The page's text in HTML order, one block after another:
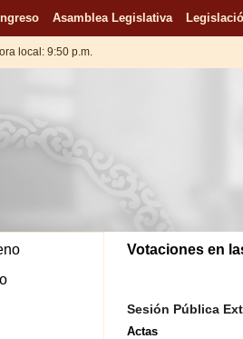
Asamblea Legislativa
local: 9:50 p.m.
Votaciones en
Sesión Pública
Actas